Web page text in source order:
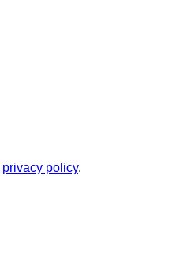
privacy policy.